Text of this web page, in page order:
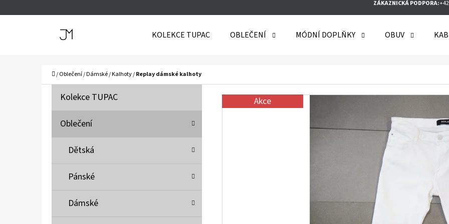
ZÁKAZNICKÁ PODPORA:
KOLEKCE TUPAC OBLEČENÍ MÓDNÍ DOPLŇKY OBUV
Domů
/Oblečení/Dámské/Kalhoty/Replay dámské kalhoty
Přeskočit
K Kolekce TUPAC
Oblečení
Dětská
Pánské
Dámské
Akce